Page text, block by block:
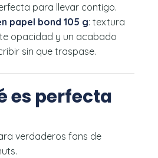
para llevar contigo.
papel bond 105 g: textura
opacidad y un acabado
sin que traspase.
es perfecta
verdaderos fans de